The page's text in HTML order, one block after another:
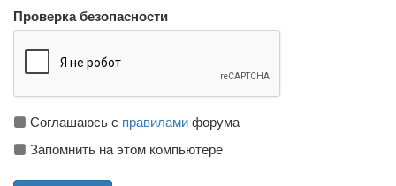
Проверка безопасности
Соглашаюсь с правиламифорума
Запомнить на этом компьютере